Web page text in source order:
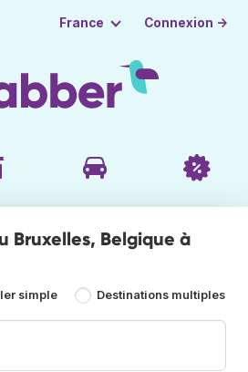
France Connexion →
Bruxelles, Belgique à
simple Destinations multiples